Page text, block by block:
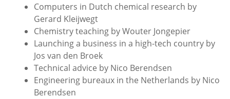
Computers in Dutch chemical research by
Gerard Kleijwegt
Chemistry teaching by Wouter Jongepier
Launching a business in a high-tech country by
Jos van den Broek
Technical advice by Nico Berendsen
Engineering bureaux in the Netherlands by Nico
Berendsen